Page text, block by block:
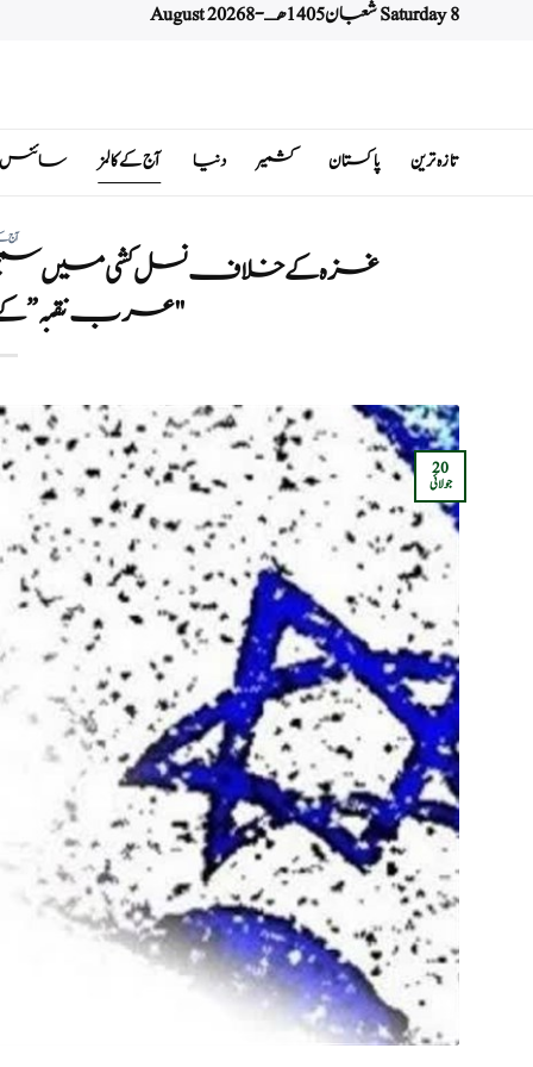
Saturday 8 شعبان 1405 هـ - 8 August 2026
تازہ ترین پاکستان کشمیر دنیا آج کے کالمز سائنس
آج
غزہ کے خلاف نسل کشی میں
"عرب نقبہ” کے
20
جولائی